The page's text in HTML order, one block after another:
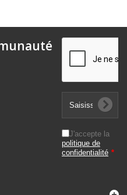
J'accepte la
politique de
confidentialité *